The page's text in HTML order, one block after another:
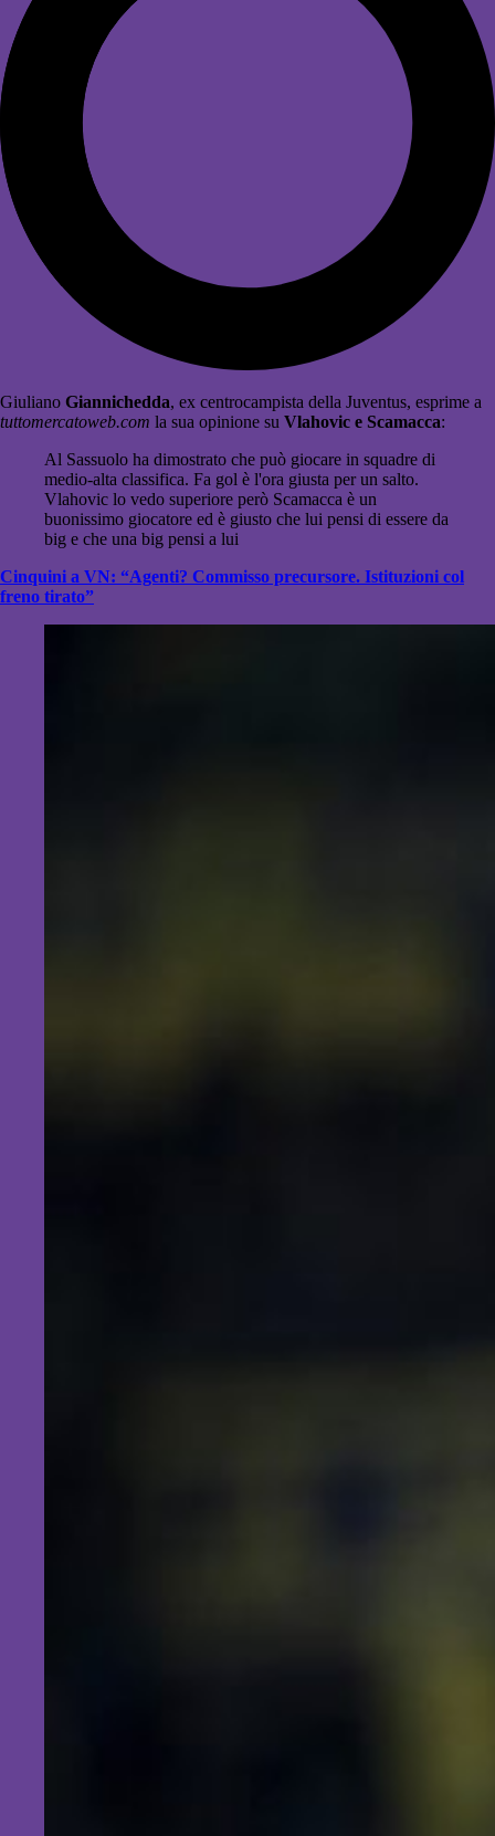
Giuliano Giannichedda, ex centrocampista della Juventus, esprime a
tuttomercatoweb.com la sua opinione su Vlahovic e Scamacca:
Al Sassuolo ha dimostrato che può giocare in squadre di
medio-alta classifica. Fa gol è l'ora giusta per un salto.
Vlahovic lo vedo superiore però Scamacca è un
buonissimo giocatore ed è giusto che lui pensi di essere da
big e che una big pensi a lui
Cinquini a VN: “Agenti? Commisso precursore. Istituzioni col
freno tirato”